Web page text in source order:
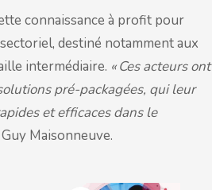
connaissance à profit pour
destiné notamment aux
intermédiaire. « Ces acteurs ont
pré-packagées, qui leur
et efficaces dans le
Maisonneuve.